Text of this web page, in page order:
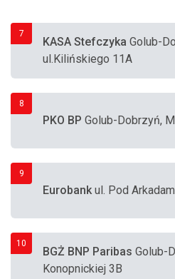
7
KASA Stefczyka Golub-
ul.Kilińskiego 11A
8
PKO BP Golub-Dobrzyń,
9
Eurobankul. Pod
10
BGŻ BNP Paribas Golub-
Konopnickiej 3B